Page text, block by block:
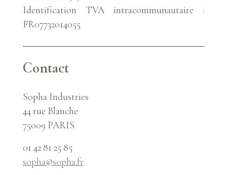
HISTORIQUE
Identification TVA intracommunautaire :
FR07732014055
Contact
Sopha Industries
44 rue Blanche
75009 PARIS
01 42 81 25 85
sopha@sopha.fr